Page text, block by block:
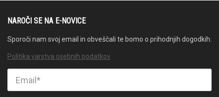
NAROČI SE NA E-NOVICE
Sporoči nam svoj email in obveščali te bomo o prihodnjih dogodkih.
Politika varstva osebnih podatkov